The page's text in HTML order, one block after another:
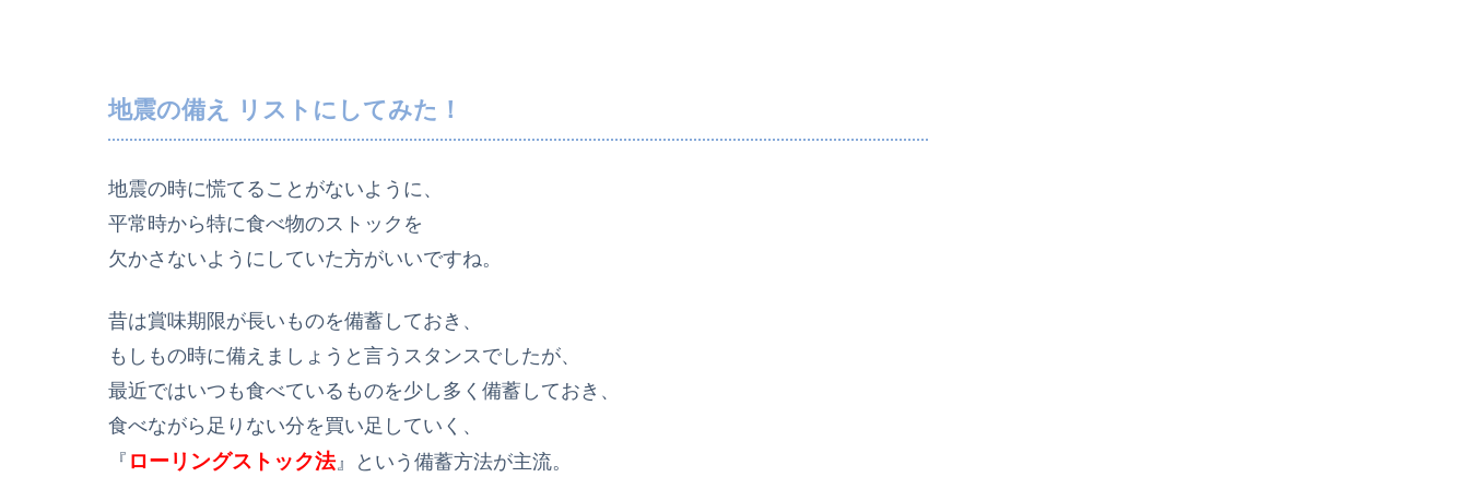
地震の備え リストにしてみた！
地震の時に慌てることがないように、
平常時から特に食べ物のストックを
欠かさないようにしていた方がいいですね。
昔は賞味期限が長いものを備蓄しておき、
もしもの時に備えましょうと言うスタンスでしたが、
最近ではいつも食べているものを少し多く備蓄しておき、
食べながら足りない分を買い足していく、
『 ローリングストック法』という備蓄方法が主流。